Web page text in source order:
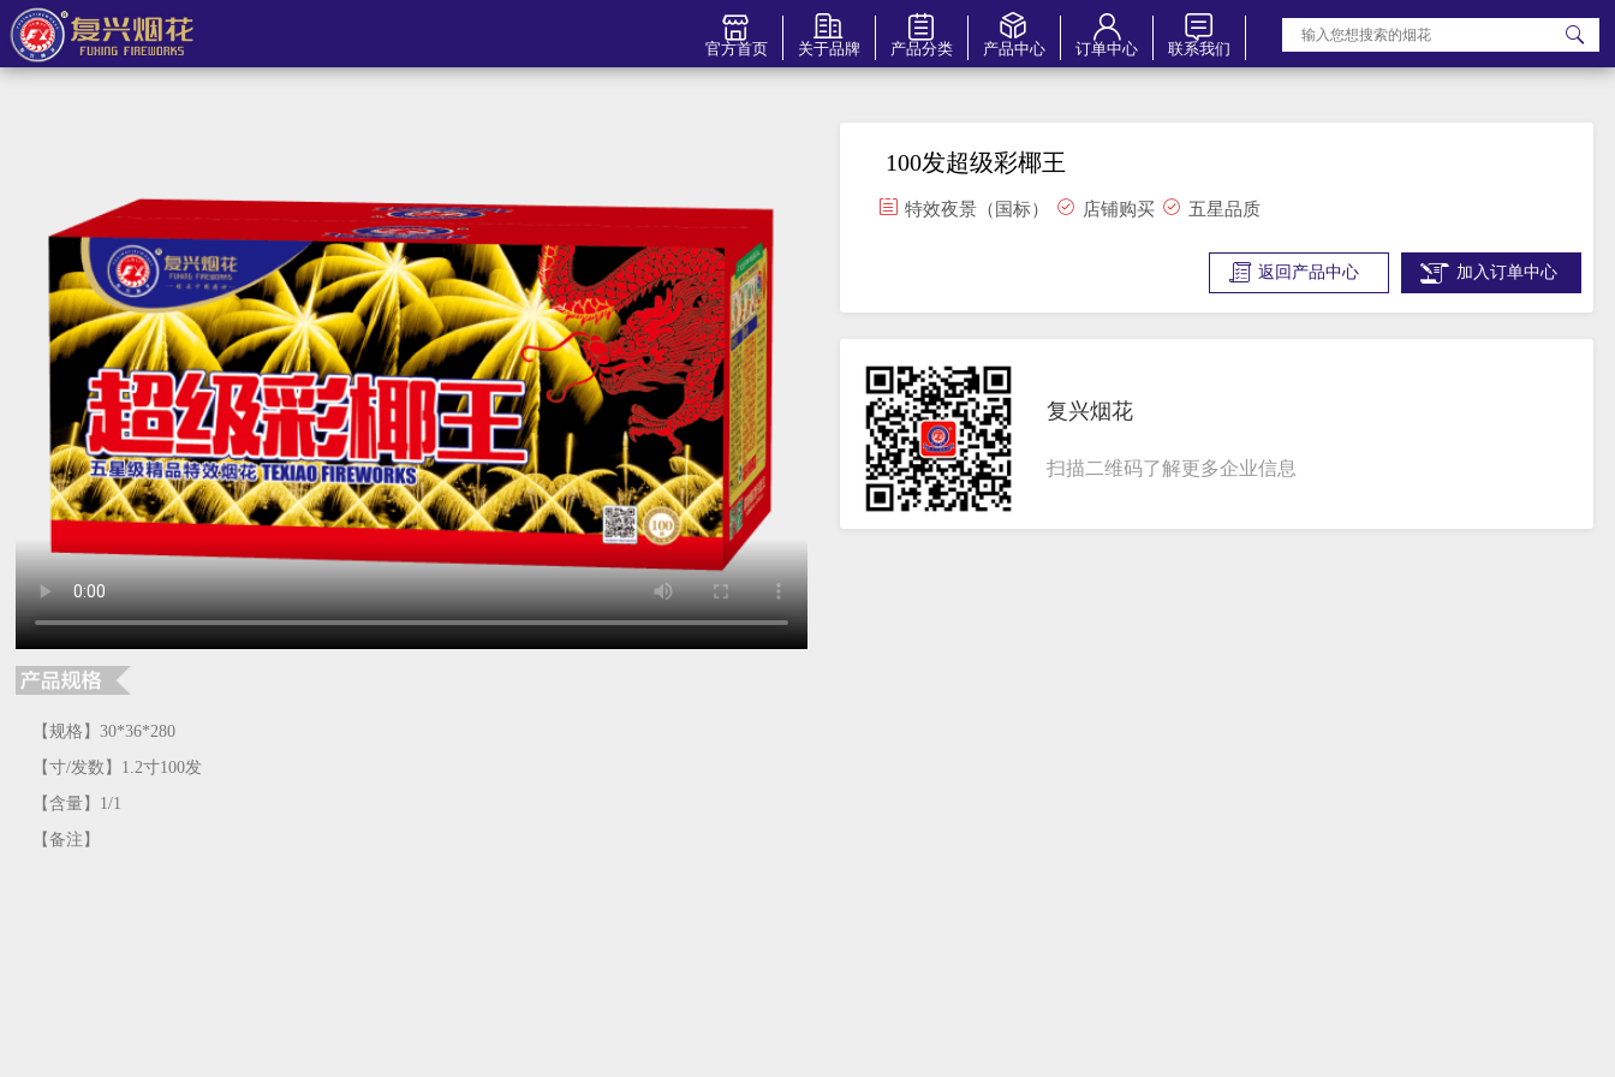
联系我们
订单中心
产品中心
产品分类
关于品牌
官方首页
100发超级彩椰王
特效夜景（国标） 店铺购买 五星品质
加入订单中心
返回产品中心
复兴烟花
扫描二维码了解更多企业信息
【规格】30*36*280
【寸/发数】1.2寸100发
【含量】1/1
【备注】